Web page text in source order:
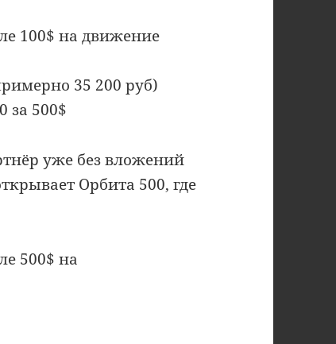
100$ на движение
35 200 руб)
за 500$
уже без вложений
Орбита 500, где
500$ на